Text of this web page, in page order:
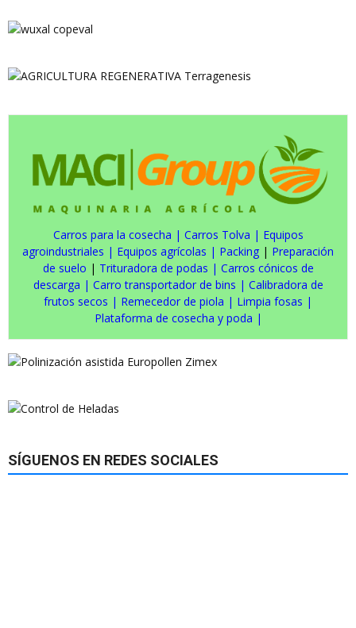
Carros para la cosecha | Carros Tolva | Equipos
agroindustriales | Equipos agrícolas | Packing | Preparación
de suelo | Trituradora de podas | Carros cónicos de
descarga | Carro transportador de bins | Calibradora de
frutos secos | Remecedor de piola | Limpia fosas |
Plataforma de cosecha y poda |
SÍGUENOS EN REDES SOCIALES